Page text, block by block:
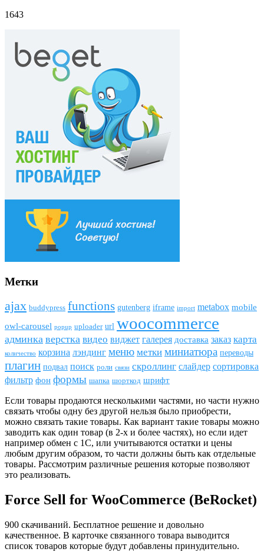
1643
Метки
ajax buddypress funсtions gutenberg iframe import metabox mobile
owl-carousel popup uploader url woocommerce
админка верстка видео виджет галерея доставка заказ карта
количество корзина лэндинг меню метки миниатюра переводы
плагин подвал поиск роли связи скроллинг слайдер сортировка
фильтр фон формы шапка шорткод шрифт
Если товары продаются несколькими частями, но части нужно
связать чтобы одну без другой нельзя было приобрести,
можно связать такие товары. Как вариант такие товары можно
заводить как один товар (в 2-х и более частях), но если идет
например обмен с 1С, или учитываются остатки и цены
любым другим образом, то части должны быть как отдельные
товары. Рассмотрим различные решения которые позволяют
это реализовать.
Force Sell for WooCommerce (BeRocket)
900 скачиваний. Бесплатное решение и довольно
качественное. В карточке связанного товара выводится
список товаров которые будут добавлены принудительно.